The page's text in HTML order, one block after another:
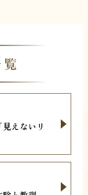
えないリ